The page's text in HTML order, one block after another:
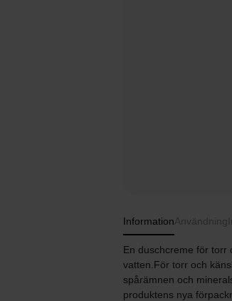
InformationAnvändning
En duschcreme för torr
vatten.För torr och
spårämnen och
produktens nya